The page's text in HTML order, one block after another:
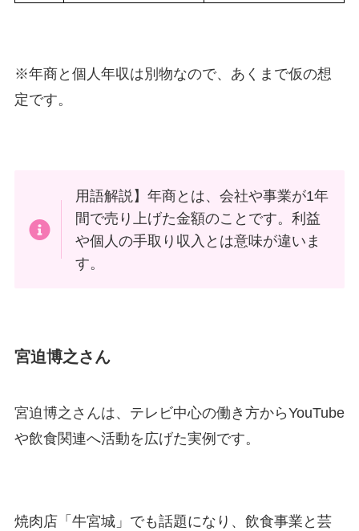
※年商と個人年収は別物なので、あくまで仮の想
定です。
用語解説】年商とは、会社や事業が1年
間で売り上げた金額のことです。利益
や個人の手取り収入とは意味が違いま
す。
宮迫博之さん
宮迫博之さんは、テレビ中心の働き方からYouTube
や飲食関連へ活動を広げた実例です。
焼肉店「牛宮城」でも話題になり、飲食事業と芸